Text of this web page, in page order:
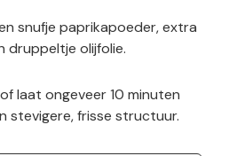
snufje paprikapoeder, extra
druppeltje olijfolie.
laat ongeveer 10 minuten
stevigere, frisse structuur.